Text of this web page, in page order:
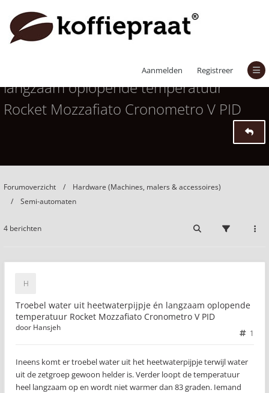
Aanmelden Registreer
Troebel water uit heetwaterpijpje én
langzaam oplopende temperatuur
Rocket Mozzafiato Cronometro V PID
Forumoverzicht
Hardware (Machines, malers & accessoires)
Semi-automaten
4 berichten
Troebel water uit heetwaterpijpje én langzaam oplopende
temperatuur Rocket Mozzafiato Cronometro V PID
1
door Hansjeh
Ineens komt er troebel water uit het heetwaterpijpje terwijl water
uit de zetgroep gewoon helder is. Verder loopt de temperatuur
heel langzaam op en wordt niet warmer dan 83 graden. Iemand